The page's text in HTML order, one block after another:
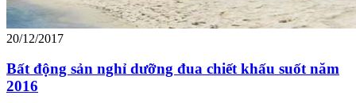
20/12/2017
Bất động sản nghỉ dưỡng đua chiết khấu suốt năm
2016